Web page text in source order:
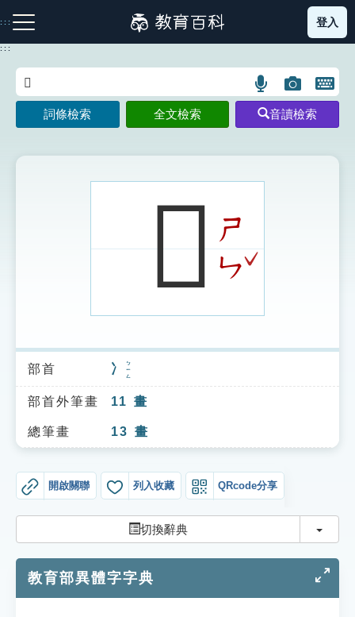
到
主
:::
注音索引圖示 筆畫索引圖示 部首索引表圖示
索引選單
知識索引
單字索引
遊戲專區
教學應用
貓頭鷹博士
登入
:::
語
言
搜
示
圖
片
搜
開
鍵
圖
詞條檢索 全文檢索 音讀檢索
𠗿ㄕ
ㄣ ˇ
部首 冫 ㄅㄧㄥ
部首外筆畫 11 畫
總筆畫 13 畫
開啟關聯 列入收藏 QRcode分享
切換辭典 切換
教育部異體字字典